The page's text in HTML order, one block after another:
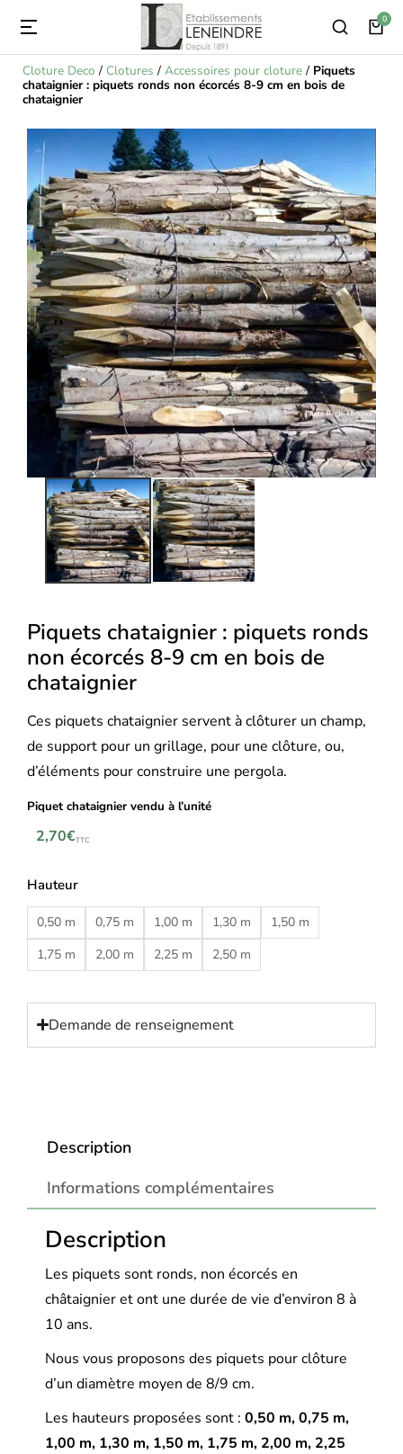
Cloture Deco / Clotures / Accessoires pour cloture/ Piquets
chataignier : piquets ronds non écorcés 8-9 cm en bois de
chataignier
Piquets chataignier : piquets ronds
non écorcés 8-9 cm en bois de
chataignier
Ces piquets chataignier servent à clôturer un champ,
de support pour un grillage, pour une clôture, ou,
d’éléments pour construire une pergola.
Piquet chataignier vendu à l’unité
2,70€TTC
Hauteur
0,50 m 0,75 m 1,00 m 1,30 m
1,50 m
1,75 m
2,00 m 2,25 m 2,50 m
Demande de renseignement
Description
Informations complémentaires
Description
Les piquets sont ronds, non écorcés en
châtaignier et ont une durée de vie d’environ 8 à
10 ans.
Nous vous proposons des piquets pour clôture
d’un diamètre moyen de 8/9 cm.
Les hauteurs proposées sont : 0,50 m, 0,75 m,
1,00 m, 1,30 m, 1,50 m, 1,75 m, 2,00 m, 2,25